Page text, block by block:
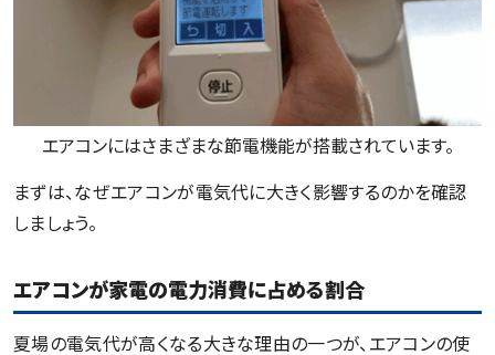
エアコンにはさまざまな節電機能が搭載されています。
まずは、なぜエアコンが電気代に大きく影響するのかを確認
しましょう。
エアコンが家電の電力消費に占める割合
夏場の電気代が高くなる大きな理由の一つが、エアコンの使